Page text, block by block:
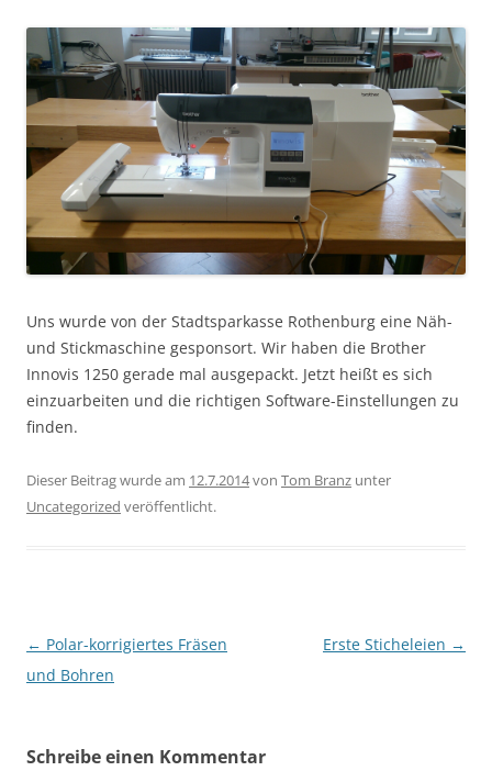
Uns wurde von der Stadtsparkasse Rothenburg eine Näh-
und Stickmaschine gesponsort. Wir haben die Brother
Innovis 1250 gerade mal ausgepackt. Jetzt heißt es sich
einzuarbeiten und die richtigen Software-Einstellungen zu
finden.
Dieser Beitrag wurde am 12.7.2014von Tom Branz unter
Uncategorized veröffentlicht.
Beitragsnavigation
← Polar-korrigiertes Fräsen
und Bohren
Erste Sticheleien →
Schreibe einen Kommentar